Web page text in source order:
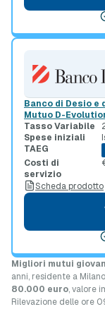
Banco di Desio e
Mutuo D-
Tasso Variabile
Spese iniziali
TAEG
Costi di
servizio
Scheda prodotto
Migliori mutui
anni, residente a
80.000 euro, valore
Rilevazione delle ore